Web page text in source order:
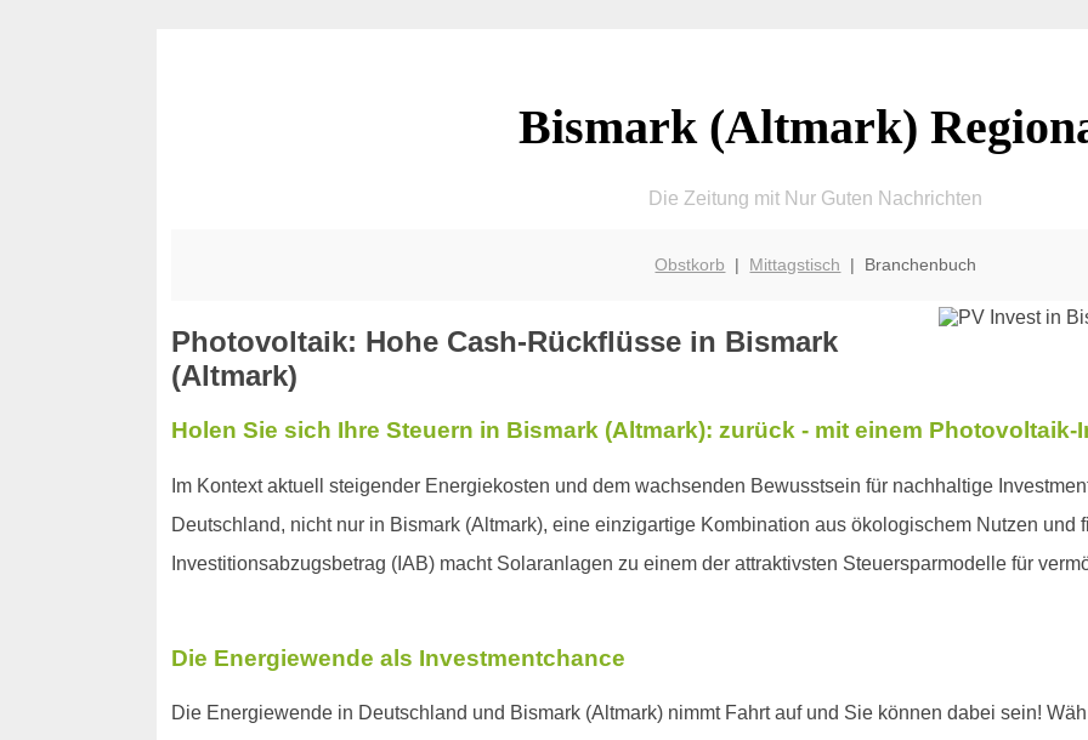
Bismark (Altmark)
Die Zeitung mit Nur Guten Nachrichten
Obstkorb | Mittagstisch | Branchenbuch
Photovoltaik: Hohe Cash-Rückflüsse in Bismark
(Altmark)
Holen Sie sich Ihre Steuern in Bismark (Altmark): zurück - mit einem Photovoltaik-
Im Kontext aktuell steigender Energiekosten und dem wachsenden Bewusstsein für nachhaltige
Deutschland, nicht nur in Bismark (Altmark), eine einzigartige Kombination aus ökologischem Nutzen und
Investitionsabzugsbetrag (IAB) macht Solaranlagen zu einem der attraktivsten Steuersparmodelle für
Die Energiewende als Investmentchance
Die Energiewende in Deutschland und Bismark (Altmark) nimmt Fahrt auf und Sie können dabei sein!